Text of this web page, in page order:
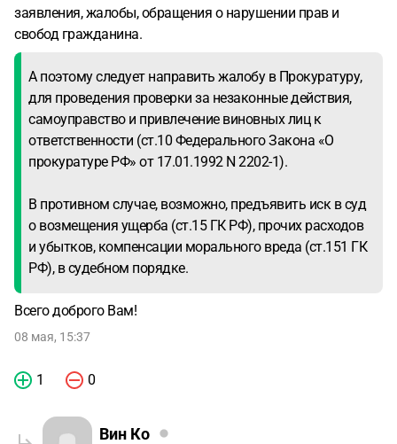
России это очень распространено. Пожалуйста, скажи
мне, что делать.
заявления, жалобы, обращения о нарушении прав и
свобод гражданина.
А поэтому следует направить жалобу в Прокуратуру,
для проведения проверки за незаконные действия,
самоуправство и привлечение виновных лиц к
ответственности (ст.10 Федерального Закона «О
прокуратуре РФ» от 17.01.1992 N 2202-1).
В противном случае, возможно, предъявить иск в суд
о возмещения ущерба (ст.15 ГК РФ), прочих расходов
и убытков, компенсации морального вреда (ст.151 ГК
РФ), в судебном порядке.
Всего доброго Вам!
08 мая, 15:37
1 0
Вин Ко